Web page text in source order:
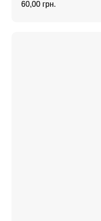
60,00 грн.